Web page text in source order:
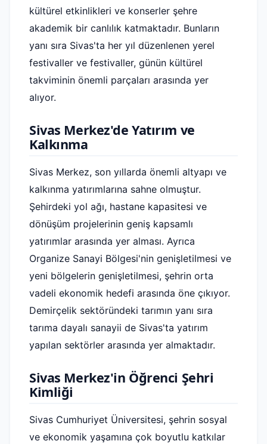
kültürel etkinlikleri ve konserler şehre
akademik bir canlılık katmaktadır. Bunların
yanı sıra Sivas'ta her yıl düzenlenen yerel
festivaller ve festivaller, günün kültürel
takviminin önemli parçaları arasında yer
alıyor.
Sivas Merkez'de Yatırım ve
Kalkınma
Sivas Merkez, son yıllarda önemli altyapı ve
kalkınma yatırımlarına sahne olmuştur.
Şehirdeki yol ağı, hastane kapasitesi ve
dönüşüm projelerinin geniş kapsamlı
yatırımlar arasında yer alması. Ayrıca
Organize Sanayi Bölgesi'nin genişletilmesi ve
yeni bölgelerin genişletilmesi, şehrin orta
vadeli ekonomik hedefi arasında öne çıkıyor.
Demirçelik sektöründeki tarımın yanı sıra
tarıma dayalı sanayii de Sivas'ta yatırım
yapılan sektörler arasında yer almaktadır.
Sivas Merkez'in Öğrenci Şehri
Kimliği
Sivas Cumhuriyet Üniversitesi, şehrin sosyal
ve ekonomik yaşamına çok boyutlu katkılar